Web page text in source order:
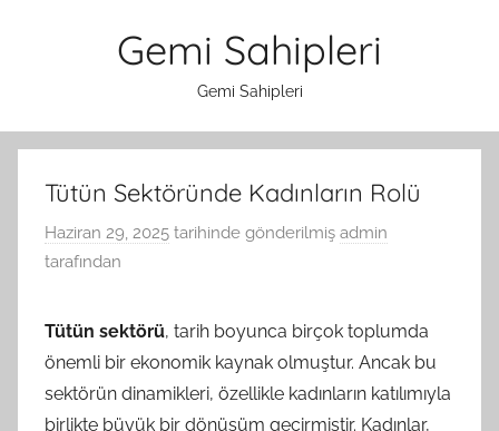
Gemi Sahipleri
Gemi Sahipleri
Tütün Sektöründe Kadınların Rolü
Haziran 29, 2025 tarihinde gönderilmiş admin
tarafından
Tütün sektörü, tarih boyunca birçok toplumda
önemli bir ekonomik kaynak olmuştur. Ancak bu
sektörün dinamikleri, özellikle kadınların katılımıyla
birlikte büyük bir dönüşüm geçirmiştir. Kadınlar,